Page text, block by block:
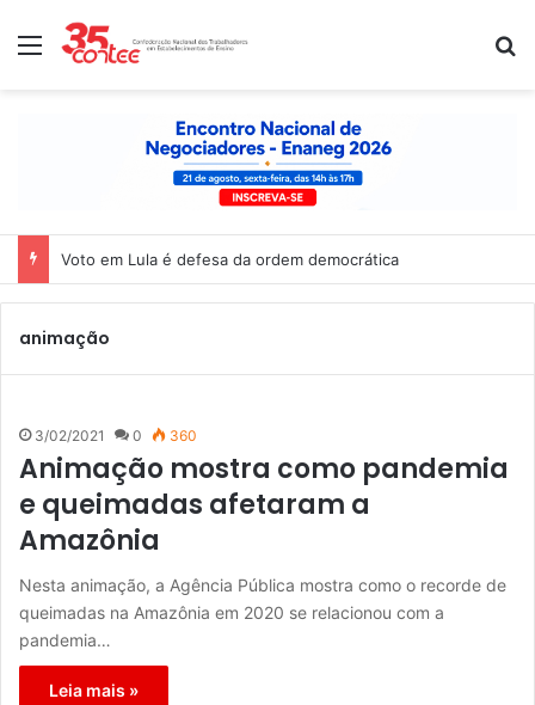
Menu
Voto em Lula é defesa da ordem democrática
animação
3/02/2021 0 360
Animação mostra como pandemia
e queimadas afetaram a
Amazônia
Nesta animação, a Agência Pública mostra como o recorde de
queimadas na Amazônia em 2020 se relacionou com a
pandemia…
Leia mais »